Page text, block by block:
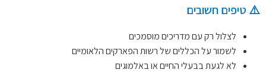
⚠️ טיפים חשובים
לצלול רק עם מדריכים מוסמכים
לשמור על הכללים של רשות הפארקים הלאומיים
לא לגעת בבעלי החיים או באלמוגים